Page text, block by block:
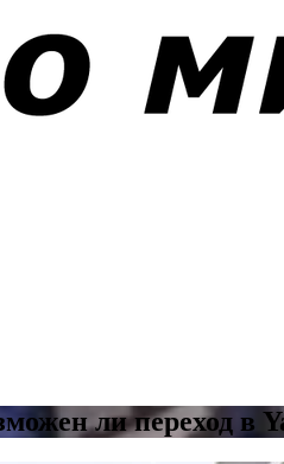
ли переход в